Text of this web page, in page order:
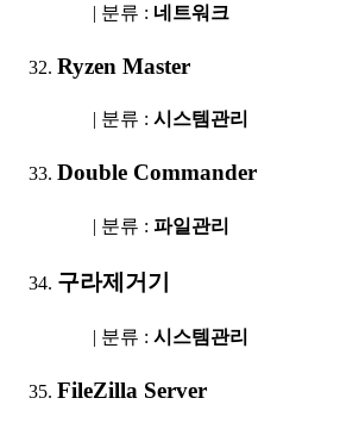
| 분류 : 네트워크
Ryzen Master
| 분류 : 시스템관리
Double Commander
| 분류 : 파일관리
구라제거기
| 분류 : 시스템관리
FileZilla Server